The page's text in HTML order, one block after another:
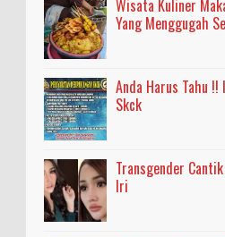
Wisata Kuliner
Yang Menggugah
Anda Harus Tahu
Skck
Transgender
Iri